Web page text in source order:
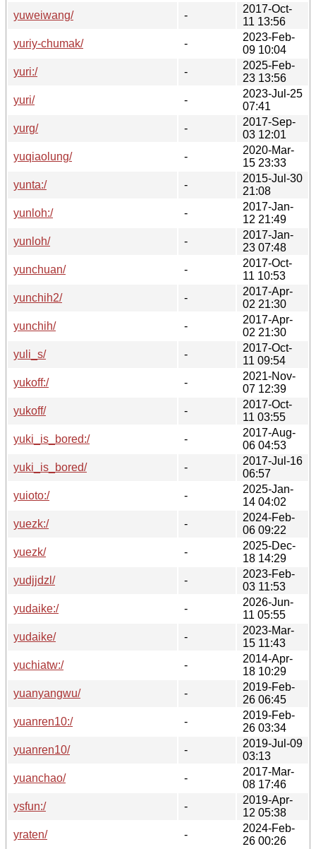
yuweiwang/
-
2017-Oct-
11 13:56
yuriy-chumak/
-
2023-Feb-
09 10:04
yuri:/
-
2025-Feb-
23 13:56
yuri/
-
2023-Jul-25
07:41
yurg/
-
2017-Sep-
03 12:01
yuqiaolung/
-
2020-Mar-
15 23:33
yunta:/
-
2015-Jul-30
21:08
yunloh:/
-
2017-Jan-
12 21:49
yunloh/
-
2017-Jan-
23 07:48
yunchuan/
-
2017-Oct-
11 10:53
yunchih2/
-
2017-Apr-
02 21:30
yunchih/
-
2017-Apr-
02 21:30
yuli_s/
-
2017-Oct-
11 09:54
yukoff:/
-
2021-Nov-
07 12:39
yukoff/
-
2017-Oct-
11 03:55
yuki_is_bored:/
-
2017-Aug-
06 04:53
yuki_is_bored/
-
2017-Jul-16
06:57
yuioto:/
-
2025-Jan-
14 04:02
yuezk:/
-
2024-Feb-
06 09:22
yuezk/
-
2025-Dec-
18 14:29
yudjjdzl/
-
2023-Feb-
03 11:53
yudaike:/
-
2026-Jun-
11 05:55
yudaike/
-
2023-Mar-
15 11:43
yuchiatw:/
-
2014-Apr-
18 10:29
yuanyangwu/
-
2019-Feb-
26 06:45
yuanren10:/
-
2019-Feb-
26 03:34
yuanren10/
-
2019-Jul-09
03:13
yuanchao/
-
2017-Mar-
08 17:46
ysfun:/
-
2019-Apr-
12 05:38
yraten/
-
2024-Feb-
26 00:26